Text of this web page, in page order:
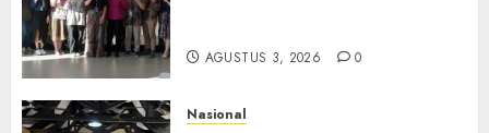
AGUSTUS 3, 2026 0
Nasional